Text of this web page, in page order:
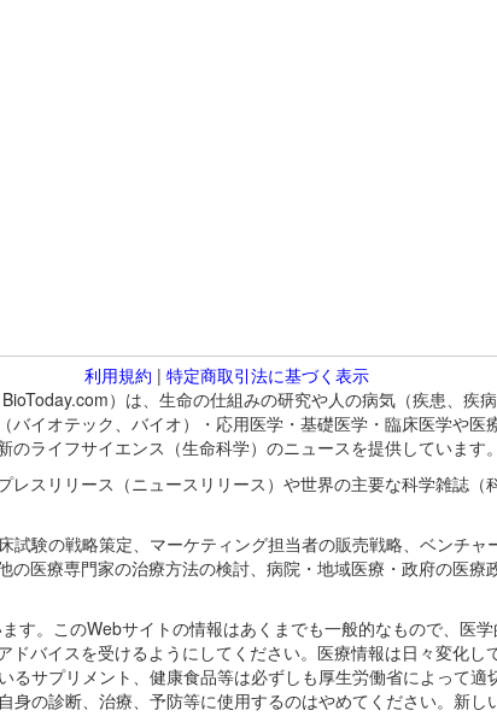
利用規約 | 特定商取引法に基づく表示
）は、生命の仕組みの研究や人の病気（疾患、疾
イオテック、バイオ）・応用医学・基礎医学・臨床医学や医
ライフサイエンス（生命科学）のニュースを提供しています。
スリリース（ニュースリリース）や世界の主要な科学雑誌
験の戦略策定、マーケティング担当者の販売戦略、ベンチャ
医療専門家の治療方法の検討、病院・地域医療・政府の医
す。このWebサイトの情報はあくまでも一般的なもので、医
ドバイスを受けるようにしてください。医療情報は日々変化
るサプリメント、健康食品等は必ずしも厚生労働省によって
の診断、治療、予防等に使用するのはやめてください。新